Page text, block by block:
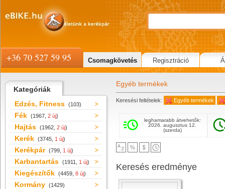
Kategóriák
Edzés, Fitness (103)
Fék (1967, 2 új)
Hajtás (1962, 2 új)
Kerék (3745, 1 új)
Kerékpár (799, 1 új)
Karbantartás (1911, 1 új)
Kiegészítők (4459, 8 új)
Kormány (1429)
Egyéb termékek
Keresési feltételek: Egyéb termékek
leghamarabb átvehetők:
2026. augusztus 12.
(szerda)
Keresés eredménye
+36 70 527 59 95 Csomagkövetés Regisztráció